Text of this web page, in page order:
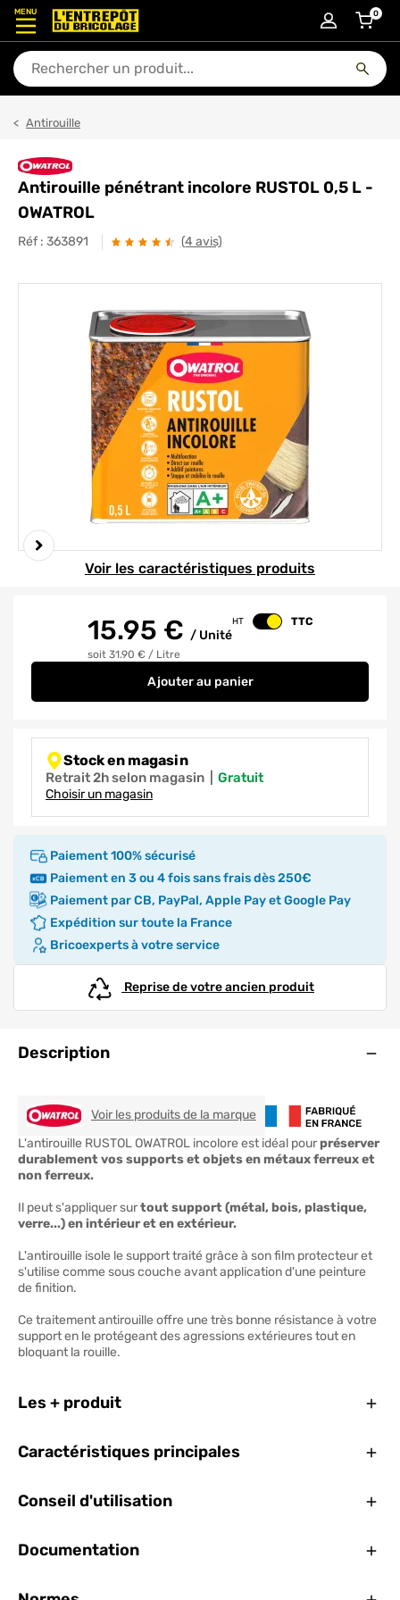
MENU
En quoi puis-je vous aider ?
0article
Antirouille
Antirouille pénétrant incolore RUSTOL 0,5 L -
OWATROL
Réf : 363891 (4 avis)
HT Changer le prix
TTC
15.95 € / Unité
soit 31.90 € / Litre
Ajouterau panier
Antirouille pénétrant incolore
Stock en magasin
Retrait 2h selon magasin gratuit
Choisir un magasin
Paiement 100% sécurisé
Paiement en 3 ou 4 fois sans frais dès 250€
Paiement par CB, PayPal, Apple Pay et Google Pay
Expédition sur toute la France
Bricoexperts à votre service
Reprise de votre ancien produit
Element 1 sur 3
Voir les caractéristiques produits
Description
Voir les produits de la marqueOWATROL
L'antirouille RUSTOL OWATROL incolore est idéal pourpréserver
durablement vos supports et objets en métaux ferreux et
non ferreux.
Il peut s'appliquer surtout support (métal, bois, plastique,
verre...) en intérieur et en extérieur.
L'antirouille isole le support traité grâce à son film protecteur et
s'utilise comme sous couche avant application d'une peinture
de finition.
Ce traitement antirouille offre une très bonne résistance à votre
support en le protégeant des agressions extérieures tout en
bloquant la rouille.
Les + produit
Caractéristiques principales
Conseil d'utilisation
Documentation